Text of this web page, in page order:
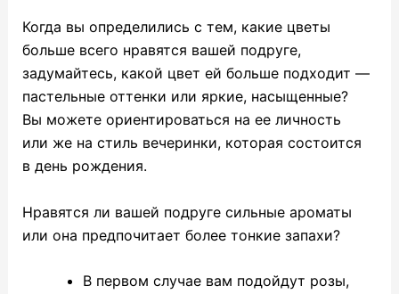
Когда вы определились с тем, какие цветы
больше всего нравятся вашей подруге,
задумайтесь, какой цвет ей больше подходит —
пастельные оттенки или яркие, насыщенные?
Вы можете ориентироваться на ее личность
или же на стиль вечеринки, которая состоится
в день рождения.
Нравятся ли вашей подруге сильные ароматы
или она предпочитает более тонкие запахи?
В первом случае вам подойдут розы,